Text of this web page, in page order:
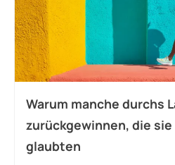
Warum manche durchs
zurückgewinnen, die
glaubten